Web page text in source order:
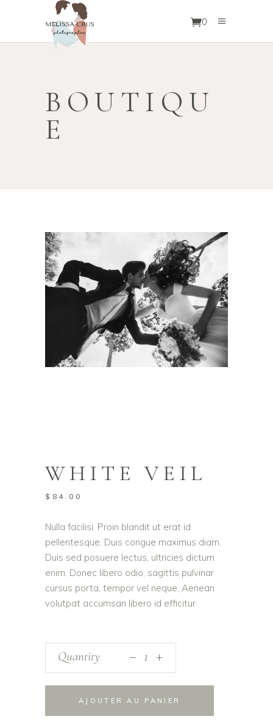
0
BOUTIQU
E
WHITE VEIL
$ 84.00
Nulla facilisi. Proin blandit ut erat id
pellentesque. Duis congue maximus diam.
Duis sed posuere lectus, ultricies dictum
enim. Donec libero odio, sagittis pulvinar
cursus porta, tempor vel neque. Aenean
volutpat accumsan libero id efficitur.
Quantity +
AJOUTER AU PANIER